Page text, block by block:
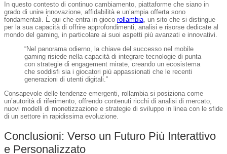
In questo contesto di continuo cambiamento, piattaforme che siano in
grado di unire innovazione, affidabilità e un’ampia offerta sono
fondamentali. È qui che entra in gioco rollambia, un sito che si distingue
per la sua capacità di offrire approfondimenti, analisi e risorse dedicate al
mondo del gaming, in particolare ai suoi aspetti più avanzati e innovativi.
“Nel panorama odierno, la chiave del successo nel mobile
gaming risiede nella capacità di integrare tecnologie di punta
con strategie di engagement mirate, creando un ecosistema
che soddisfi sia i giocatori più appassionati che le recenti
generazioni di utenti digitali.”
Consapevole delle tendenze emergenti, rollambia si posiziona come
un’autorità di riferimento, offrendo contenuti ricchi di analisi di mercato,
nuovi modelli di monetizzazione e strategie di sviluppo in linea con le sfide
di un settore in rapidissima evoluzione.
Conclusioni: Verso un Futuro Più Interattivo
e Personalizzato